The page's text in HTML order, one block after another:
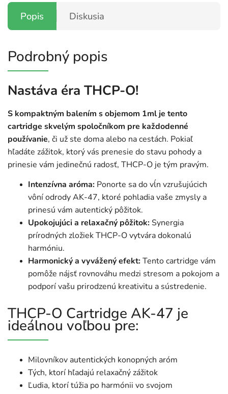
Popis Diskusia
Podrobný popis
Nastáva éra THCP-O!
S kompaktným balením s objemom 1ml je tento
cartridge skvelým spoločníkom pre každodenné
používanie, či už ste doma alebo na cestách. Pokiaľ
hľadáte zážitok, ktorý vás prenesie do stavu pohody a
prinesie vám jedinečnú radosť, THCP-O je tým pravým.
Intenzívna aróma: Ponorte sa do vĺn vzrušujúcich
vôní odrody AK-47, ktoré pohladia vaše zmysly a
prinesú vám autentický pôžitok.
Upokojujúci a relaxačný pôžitok:Synergia
prírodných zložiek THCP-O vytvára dokonalú
harmóniu.
Harmonický a vyvážený efekt:Tento cartridge vám
pomôže nájsť rovnováhu medzi stresom a pokojom a
podporí vašu prirodzenú kreativitu a sústredenie.
THCP-O Cartridge AK-47 je
ideálnou voľbou pre:
Milovníkov autentických konopných aróm
Tých, ktorí hľadajú relaxačný zážitok
Ľudia, ktorí túžia po harmónii vo svojom